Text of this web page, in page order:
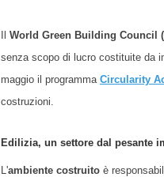
World Green Building Council
senza scopo di lucro costituite da
maggio il programma Circularity
costruzioni.
Edilizia, un settore dal pesante
L'ambiente costruito è